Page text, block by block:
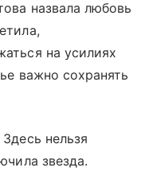
назвала любовь
на усилиях
важно сохранять
нельзя
звезда.